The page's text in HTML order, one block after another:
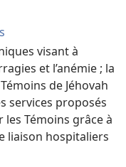
visant à
et l’anémie ; la
de Jéhovah
services proposés
Témoins grâce à
liaison hospitaliers